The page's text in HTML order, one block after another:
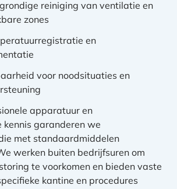
reiniging van ventilatie en
zones
en
voor noodsituaties en
apparatuur en
kennis garanderen we
met standaardmiddelen
werken buiten bedrijfsuren om
te voorkomen en bieden vaste
kantine en procedures